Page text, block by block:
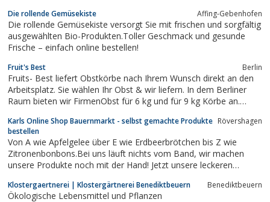
Freischwimmbad ist 500 m entfernt. Neben Traktorrundfahrten
in den Rebbergen, Ponyreiten nach...
Die rollende Gemüsekiste Affing-Gebenhofen
Die rollende Gemüsekiste versorgt Sie mit frischen und sorgfältig
ausgewählten Bio-Produkten.Toller Geschmack und gesunde
Frische – einfach online bestellen!
Fruit's Best Berlin
Fruits- Best liefert Obstkörbe nach Ihrem Wunsch direkt an den
Arbeitsplatz. Sie wählen Ihr Obst & wir liefern. In dem Berliner
Raum bieten wir FirmenObst für 6 kg und für 9 kg Körbe an.
Auswahl PremiumObst in der 4 kg oder der 6kg Kiste, diese wird
für Sie am...
Karls Online Shop Bauernmarkt - selbst gemachte Produkte
bestellen
Rövershagen
Von A wie Apfelgelee über E wie Erdbeerbrötchen bis Z wie
Zitronenbonbons.Bei uns läuft nichts vom Band, wir machen
unsere Produkte noch mit der Hand! Jetzt unsere leckeren
geniessen. www.karls-shop.de
Klostergaertnerei | Klostergärtnerei Benediktbeuern Benediktbeuern
Ökologische Lebensmittel und Pflanzen